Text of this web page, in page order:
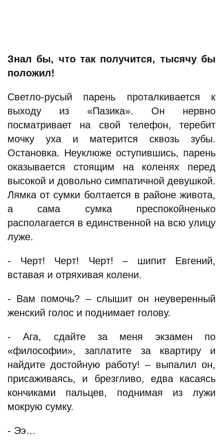
Знал бы, что так получится, тысячу бы
положил!
Светло-русый парень проталкивается к
выходу из «Пазика». Он нервно
посматривает на свой телефон, теребит
мочку уха и матерится сквозь зубы.
Остановка. Неуклюже оступившись, парень
оказывается стоящим на коленях перед
высокой и довольно симпатичной девушкой.
Лямка от сумки болтается в районе живота,
а сама сумка преспокойненько
располагается в единственной на всю улицу
луже.
- Черт! Черт! Черт! – шипит Евгений,
вставая и отряхивая колени.
- Вам помочь? – слышит он неуверенный
женский голос и поднимает голову.
- Ага, сдайте за меня экзамен по
«философии», заплатите за квартиру и
найдите достойную работу! – выпалил он,
присаживаясь, и брезгливо, едва касаясь
кончиками пальцев, поднимая из лужи
мокрую сумку.
- Ээ…